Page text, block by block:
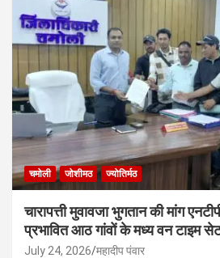
चमोली जोशीमठ ज्योतिर्मठ
चारापत्ती मुवावजा भुगतान की मांग
प्रभावित आठ गांवों के मध्य वन टाइम
July 24, 2026 महादीप पंवार